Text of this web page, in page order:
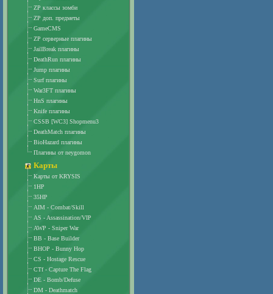
ZP классы зомби
ZP доп. предметы
GameCMS
ZP серверные плагины
JailBreak плагины
DeathRun плагины
Jump плагины
Surf плагины
War3FT плагины
HnS плагины
Knife плагины
CSSB [WC3] Shopmenu3
DeathMatch плагины
BioHazard плагины
Плагины от neygomon
Карты
Карты от KRYSIS
1HP
35HP
AIM - Combat/Skill
AS - Assassination/VIP
AWP - Sniper War
BB - Base Builder
BHOP - Bunny Hop
CS - Hostage Rescue
CTf - Capture The Flag
DE - Bomb/Defuse
DM - Deathmatch